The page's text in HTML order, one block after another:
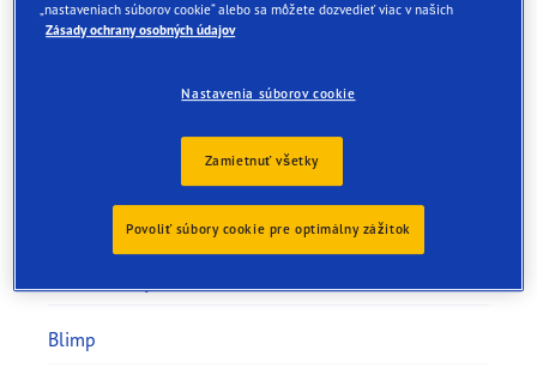
Sneh je veda
SoundComfort technology
Blimp
„nastaveniach súborov cookie“ alebo sa môžete dozvedieť viac v našich
Zásady ochrany osobných údajov
Nastavenia súborov cookie
Zamietnuť všetky
Povoliť súbory cookie pre optimálny zážitok